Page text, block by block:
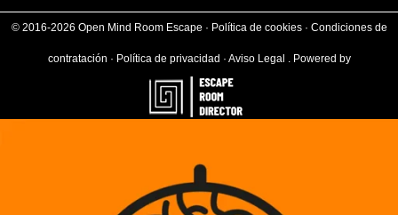
© 2016-2026 Open Mind Room Escape · Política de cookies· Condiciones de
contratación · Política de privacidad · Aviso Legal . Powered by